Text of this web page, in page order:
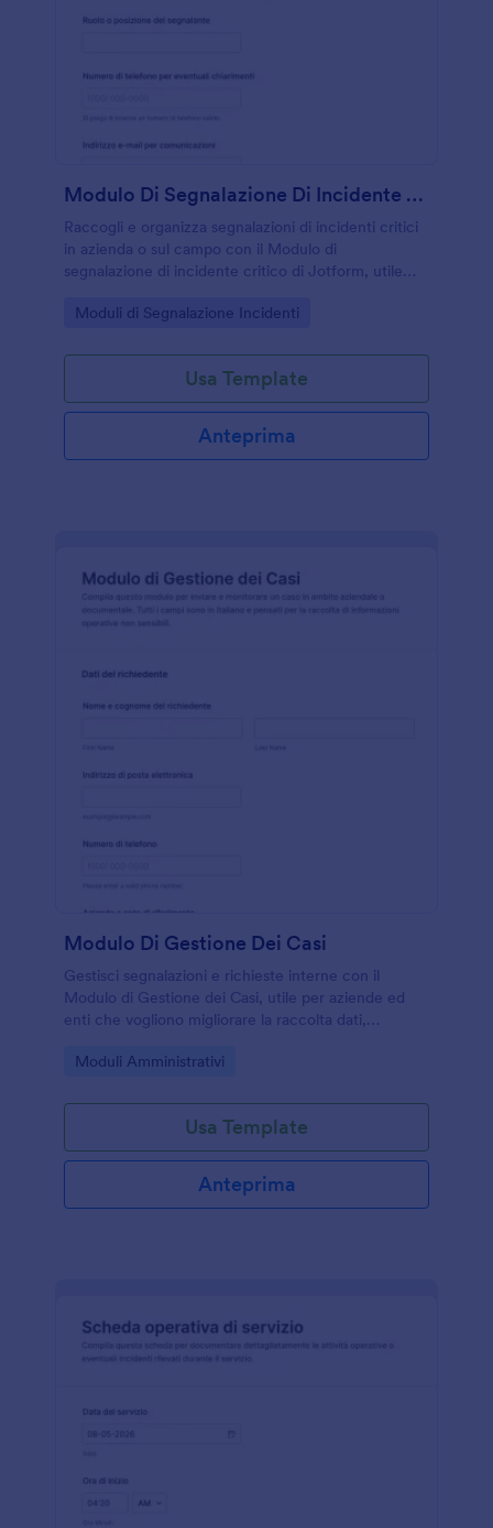
Modulo Di Segnalazione Di Incidente Critico
Raccogli e organizza segnalazioni di incidenti critici
in azienda o sul campo con il Modulo di
segnalazione di incidente critico di Jotform, utile
migliorare la raccolta dati.
Go to Category:
Moduli di Segnalazione Incidenti
Usa Template
Anteprima
Modulo Di Gestione Dei Casi
Gestisci segnalazioni e richieste interne con il
Modulo di Gestione dei Casi, utile per aziende ed
enti che vogliono migliorare la raccolta dati,
casi con Jotform.
Go to Category:
Moduli Amministrativi
Usa Template
Anteprima